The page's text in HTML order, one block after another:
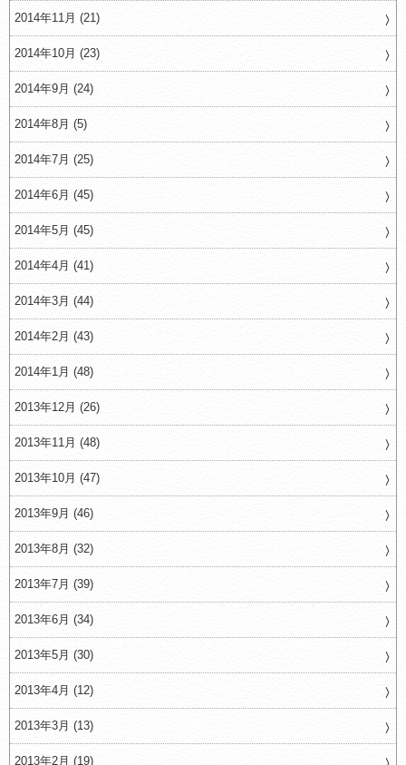
2014年11月 (21)
2014年10月 (23)
2014年9月 (24)
2014年8月 (5)
2014年7月 (25)
2014年6月 (45)
2014年5月 (45)
2014年4月 (41)
2014年3月 (44)
2014年2月 (43)
2014年1月 (48)
2013年12月 (26)
2013年11月 (48)
2013年10月 (47)
2013年9月 (46)
2013年8月 (32)
2013年7月 (39)
2013年6月 (34)
2013年5月 (30)
2013年4月 (12)
2013年3月 (13)
2013年2月 (19)